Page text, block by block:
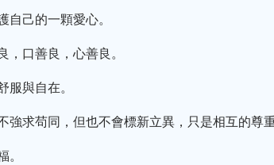
自己的一顆愛心。
，口善良，心善良。
服與自在。
求苟同，但也不會標新立異，只是相互的尊重
。